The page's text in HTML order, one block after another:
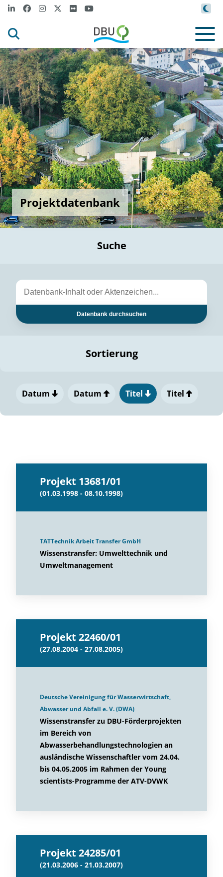
Projektdatenbank
Suche
Datenbank durchsuchen
Sortierung
Datum Datum Titel Titel
Projekt 13681/01
(01.03.1998 - 08.10.1998)
TATTechnik Arbeit Transfer GmbH
Wissenstransfer: Umwelttechnik und
Umweltmanagement
Projekt 22460/01
(27.08.2004 - 27.08.2005)
Deutsche Vereinigung für Wasserwirtschaft,
Abwasser und Abfall e. V. (DWA)
Wissenstransfer zu DBU-Förderprojekten
im Bereich von
Abwasserbehandlungstechnologien an
ausländische Wissenschaftler vom 24.04.
bis 04.05.2005 im Rahmen der Young
scientists-Programme der ATV-DVWK
Projekt 24285/01
(21.03.2006 - 21.03.2007)